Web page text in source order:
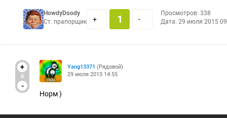
HowdyDoody
Ст. прапорщик
+ 1 -
Просмотров: 338
Дата: 29 июля 2015
+
0
-
Yang13371 (Рядовой)
29 июля 2015 14:55
Норм )